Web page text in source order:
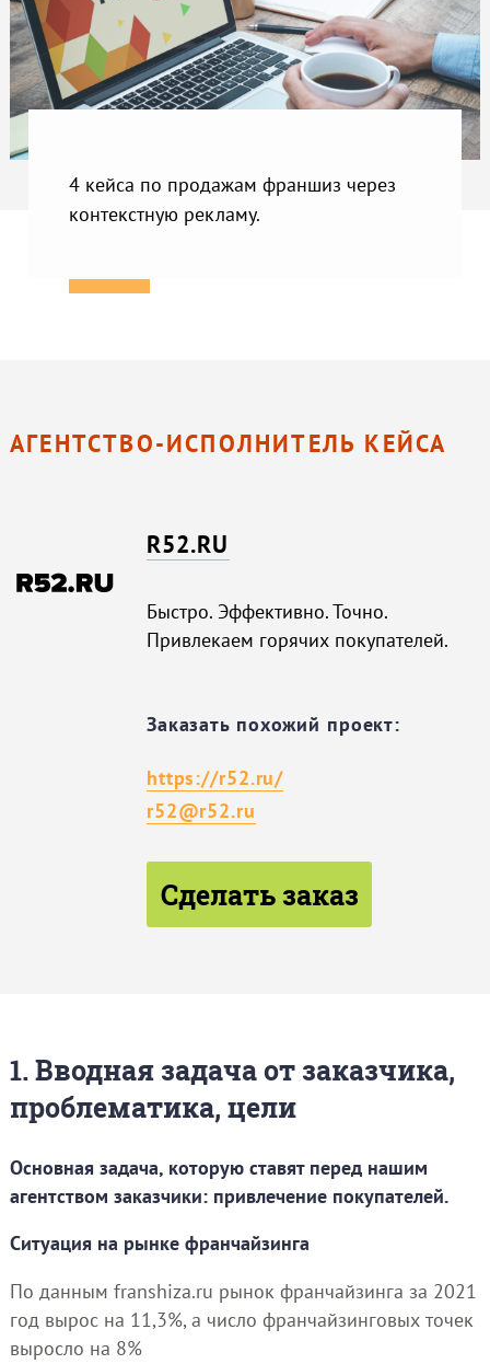
4 кейса по продажам франшиз через
контекстную рекламу.
АГЕНТСТВО-ИСПОЛНИТЕЛЬ КЕЙСА
R52.RU
Быстро. Эффективно. Точно.
Привлекаем горячих покупателей.
Заказать похожий проект:
https://r52.ru/
r52@r52.ru
Сделать заказ
1. Вводная задача от заказчика,
проблематика, цели
Основная задача, которую ставят перед нашим
агентством заказчики: привлечение покупателей.
Ситуация на рынке франчайзинга
По данным franshiza.ru рынок франчайзинга за 2021
год вырос на 11,3%, а число франчайзинговых точек
выросло на 8%